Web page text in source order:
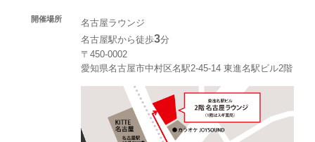
開催場所
名古屋ラウンジ
名古屋駅から徒歩3分
〒450-0002
愛知県名古屋市中村区名駅2-45-14 東進名駅ビル2階